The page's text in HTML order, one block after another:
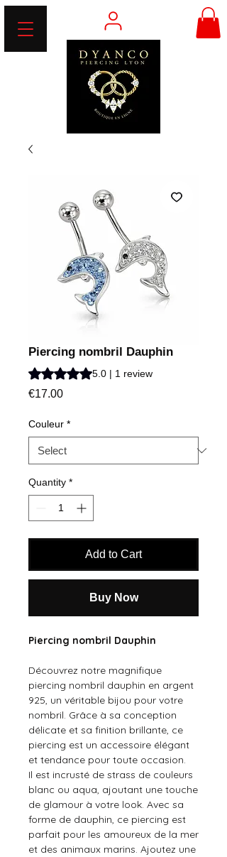
Piercing nombril Dauphin
Rating is 5.0 out of five stars based on 1
5.0 | 1 review
€17.00Price
Couleur *
Quantity *
Add to Cart
Buy Now
Piercing nombril Dauphin
Découvrez notre magnifique
piercing nombril dauphin en argent
925, un véritable bijou pour votre
nombril. Grâce à sa conception
délicate et sa finition brillante, ce
piercing est un accessoire élégant
et tendance pour toute occasion.
Il est incrusté de strass de couleurs
blanc ou aqua, ajoutant une touche
de glamour à votre look. Avec sa
forme de dauphin, ce piercing est
parfait pour les amoureux de la mer
et des animaux marins. Ajoutez une